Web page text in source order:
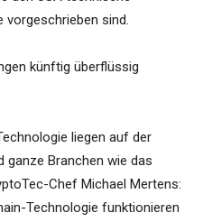
vorgeschrieben sind.
künftig überflüssig
liegen auf der
ganze Branchen wie das
Chef Michael Mertens:
Technologie funktionieren